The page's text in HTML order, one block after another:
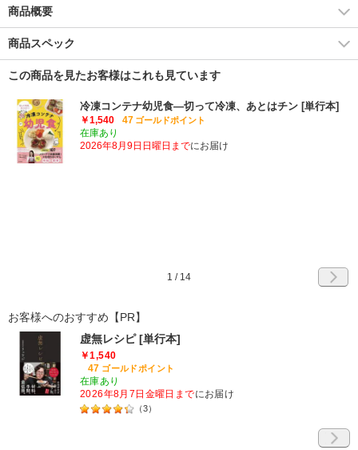
商品概要
商品スペック
この商品を見たお客様はこれも見ています
冷凍コンテナ幼児食―切って冷凍、あとはチン [単行本]
￥1,540 47 ゴールドポイント
在庫あり
2026年8月9日日曜日までにお届け
1 / 14
お客様へのおすすめ【PR】
虚無レシピ [単行本]
￥1,540
47 ゴールドポイント
在庫あり
2026年8月7日金曜日までにお届け
（3）